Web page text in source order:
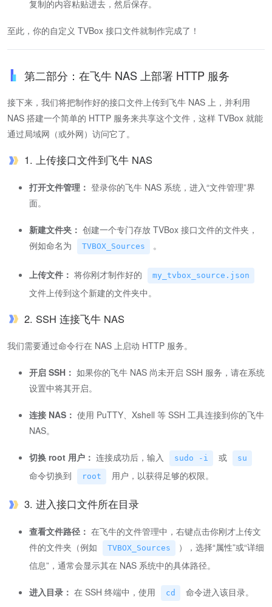
复制的内容粘贴进去，然后保存。
至此，你的自定义 TVBox 接口文件就制作完成了！
第二部分：在飞牛 NAS 上部署 HTTP 服务
接下来，我们将把制作好的接口文件上传到飞牛 NAS 上，并利用
NAS 搭建一个简单的 HTTP 服务来共享这个文件，这样 TVBox 就能
通过局域网（或外网）访问它了。
1. 上传接口文件到飞牛 NAS
打开文件管理： 登录你的飞牛 NAS 系统，进入“文件管理”界
面。
新建文件夹： 创建一个专门存放 TVBox 接口文件的文件夹，
例如命名为
TVBOX_Sources 。
上传文件： 将你刚才制作好的 my_tvbox_source.json
文件上传到这个新建的文件夹中。
2. SSH 连接飞牛 NAS
我们需要通过命令行在 NAS 上启动 HTTP 服务。
开启 SSH： 如果你的飞牛 NAS 尚未开启 SSH 服务，请在系统
设置中将其开启。
连接 NAS： 使用 PuTTY、Xshell 等 SSH 工具连接到你的飞牛
NAS。
切换 root 用户： 连接成功后，输入 sudo -i 或 su
命令切换到 root 用户，以获得足够的权限。
3. 进入接口文件所在目录
查看文件路径： 在飞牛的文件管理中，右键点击你刚才上传文
件的文件夹（例如
TVBOX_Sources
），选择“属性”或“详细
信息”，通常会显示其在 NAS 系统中的具体路径。
进入目录： 在 SSH 终端中，使用 cd 命令进入该目录。